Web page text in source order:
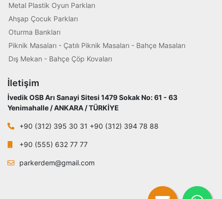
Metal Plastik Oyun Parkları
Ahşap Çocuk Parkları
Oturma Bankları
Piknik Masaları - Çatılı Piknik Masaları - Bahçe Masaları
Dış Mekan - Bahçe Çöp Kovaları
İletişim
İvedik OSB Arı Sanayi Sitesi 1479 Sokak No: 61 - 63
Yenimahalle / ANKARA / TÜRKİYE
+90 (312) 395 30 31 +90 (312) 394 78 88
+90 (555) 632 77 77
parkerdem@gmail.com